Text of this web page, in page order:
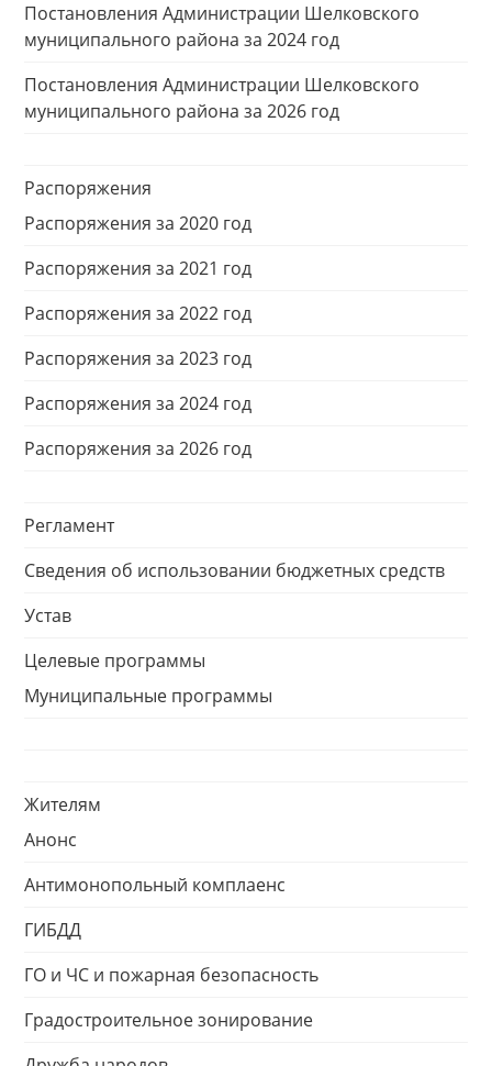
Постановления Администрации Шелковского
муниципального района за 2024 год
Постановления Администрации Шелковского
муниципального района за 2026 год
Распоряжения
Распоряжения за 2020 год
Распоряжения за 2021 год
Распоряжения за 2022 год
Распоряжения за 2023 год
Распоряжения за 2024 год
Распоряжения за 2026 год
Регламент
Сведения об использовании бюджетных средств
Устав
Целевые программы
Муниципальные программы
Жителям
Анонс
Антимонопольный комплаенс
ГИБДД
ГО и ЧС и пожарная безопасность
Градостроительное зонирование